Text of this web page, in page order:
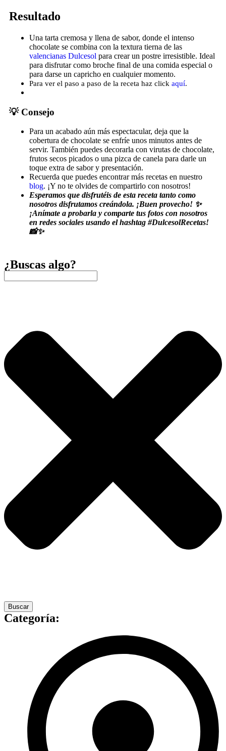
Resultado
Una tarta cremosa y llena de sabor, donde el intenso
chocolate se combina con la textura tierna de las
valencianas Dulcesol para crear un postre irresistible. Ideal
para disfrutar como broche final de una comida especial o
para darse un capricho en cualquier momento.
Para ver el paso a paso de la receta haz click aquí.
💡 Consejo
Para un acabado aún más espectacular, deja que la
cobertura de chocolate se enfríe unos minutos antes de
servir. También puedes decorarla con virutas de chocolate,
frutos secos picados o una pizca de canela para darle un
toque extra de sabor y presentación.
Recuerda que puedes encontrar más recetas en nuestro
blog. ¡Y no te olvides de compartirlo con nosotros!
Esperamos que disfrutéis de esta receta tanto como
nosotros disfrutamos creándola. ¡Buen provecho! ✨
¡Anímate a probarla y comparte tus fotos con nosotros
en redes sociales usando el hashtag #DulcesolRecetas!
📸✨
¿Buscas algo?
Buscar
Categoría: